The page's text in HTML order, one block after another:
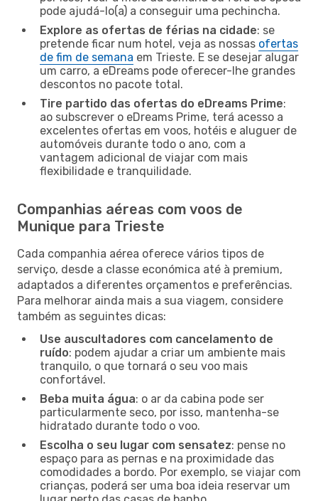
pode ajudá-lo(a) a conseguir uma pechincha.
Explore as ofertas de férias na cidade: se
pretende ficar num hotel, veja as nossas ofertas
de fim de semana em Trieste. E se desejar alugar
um carro, a eDreams pode oferecer-lhe grandes
descontos no pacote total.
Tire partido das ofertas do eDreams Prime:
ao subscrever o eDreams Prime, terá acesso a
excelentes ofertas em voos, hotéis e aluguer de
automóveis durante todo o ano, com a
vantagem adicional de viajar com mais
flexibilidade e tranquilidade.
Companhias aéreas com voos de
Munique para Trieste
Cada companhia aérea oferece vários tipos de
serviço, desde a classe económica até à premium,
adaptados a diferentes orçamentos e preferências.
Para melhorar ainda mais a sua viagem, considere
também as seguintes dicas:
Use auscultadores com cancelamento de
ruído: podem ajudar a criar um ambiente mais
tranquilo, o que tornará o seu voo mais
confortável.
Beba muita água: o ar da cabina pode ser
particularmente seco, por isso, mantenha-se
hidratado durante todo o voo.
Escolha o seu lugar com sensatez: pense no
espaço para as pernas e na proximidade das
comodidades a bordo. Por exemplo, se viajar com
crianças, poderá ser uma boa ideia reservar um